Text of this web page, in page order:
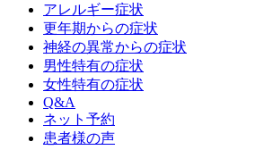
アレルギー症状
更年期からの症状
神経の異常からの症状
男性特有の症状
女性特有の症状
Q&A
ネット予約
患者様の声